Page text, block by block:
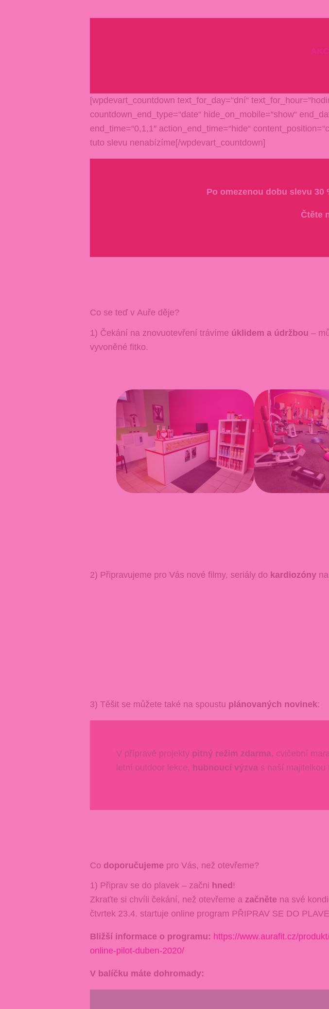
[wpdevart_countdown text_for_day=“dní“
countdown_end_type=“date“ hide_on_mobile=“show“
end_time=“0,1,1″ action_end_time=“hide“
tuto slevu nenabízíme[/wpdevart_countdown]
Po omezenou dobu slevu 30
Čtěte
Co se teď v Auře děje?
1) Čekání na znovuotevření trávíme úklidem a údržbou –
vyvoněné fitko.
2) Připravujeme pro Vás nové filmy, seriály do kardiozóny na
3) Těšit se můžete také na spoustu plánovaných novinek:
V přípravě projekty pitný režim zdarma, cvičební
letní outdoor lekce, hubnoucí výzvas naší majitelkou
Co doporučujeme pro Vás, než otevřeme?
1) Připrav se do plavek – začni hned !
Zkraťte si chvíli čekání, než otevřeme a začněte na své
čtvrtek 23.4. startuje online program PŘIPRAV SE DO
Bližší informace o programu: https://www.aurafit.cz/
online-pilot-duben-2020/
V balíčku máte dohromady: